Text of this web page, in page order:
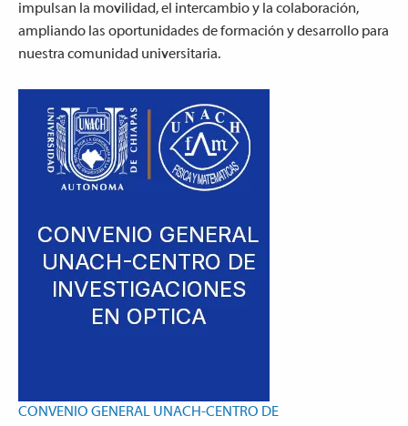
impulsan la movilidad, el intercambio y la colaboración,
ampliando las oportunidades de formación y desarrollo para
nuestra comunidad universitaria.
CONVENIO GENERAL UNACH-CENTRO DE